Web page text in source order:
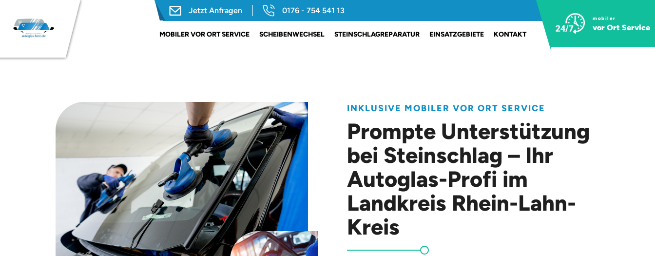
Jetzt Anfragen 0176 - 754 541 13
MOBILER VOR ORT SERVICE SCHEIBENWECHSEL STEINSCHLAGREPARATUR EINSATZGEBIETE KONTAKT
mobiler
vor Ort Service
INKLUSIVE MOBILER VOR ORT SERVICE
Prompte Unterstützung
bei Steinschlag – Ihr
Autoglas-Profi im
Landkreis Rhein-Lahn-
Kreis